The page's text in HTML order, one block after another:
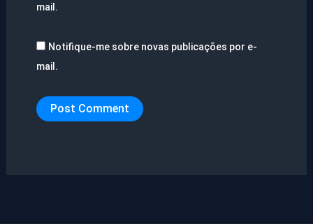
mail.
Notifique-me sobre novas publicações por e-
mail.